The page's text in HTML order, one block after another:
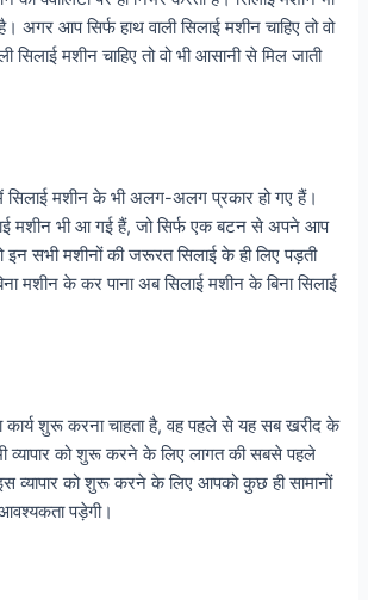
अगर आप सिर्फ हाथ वाली सिलाई मशीन चाहिए तो वो
सिलाई मशीन चाहिए तो वो भी आसानी से मिल जाती
मशीन के भी अलग-अलग प्रकार हो गए हैं।
मशीन भी आ गई हैं, जो सिर्फ एक बटन से अपने आप
सभी मशीनों की जरूरत सिलाई के ही लिए पड़ती
मशीन के कर पाना अब सिलाई मशीन के बिना सिलाई
कार्य शुरू करना चाहता है, वह पहले से यह सब खरीद के
व्यापार को शुरू करने के लिए लागत की सबसे पहले
व्यापार को शुरू करने के लिए आपको कुछ ही सामानों
पड़ेगी।